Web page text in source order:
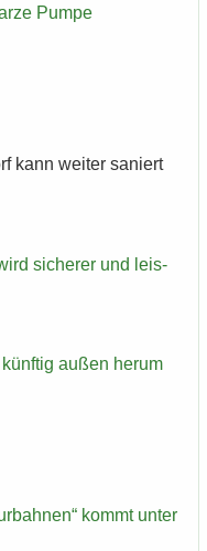
Pumpe
kann wei­ter sa­niert
si­che­rer und leis­
außen herum
kommt unter